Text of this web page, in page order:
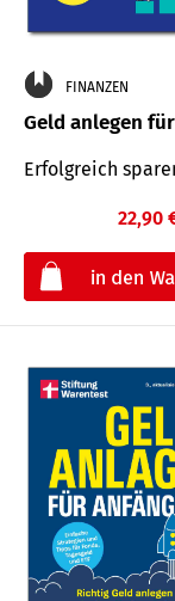
FINANZEN
Geld anlegen
Erfolgreich
22,90